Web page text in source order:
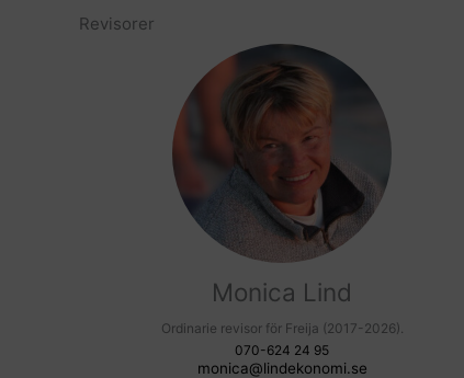
Revisorer
Monica Lind
Ordinarie revisor för Freija (2017-2026).
070-624 24 95
monica@lindekonomi.se